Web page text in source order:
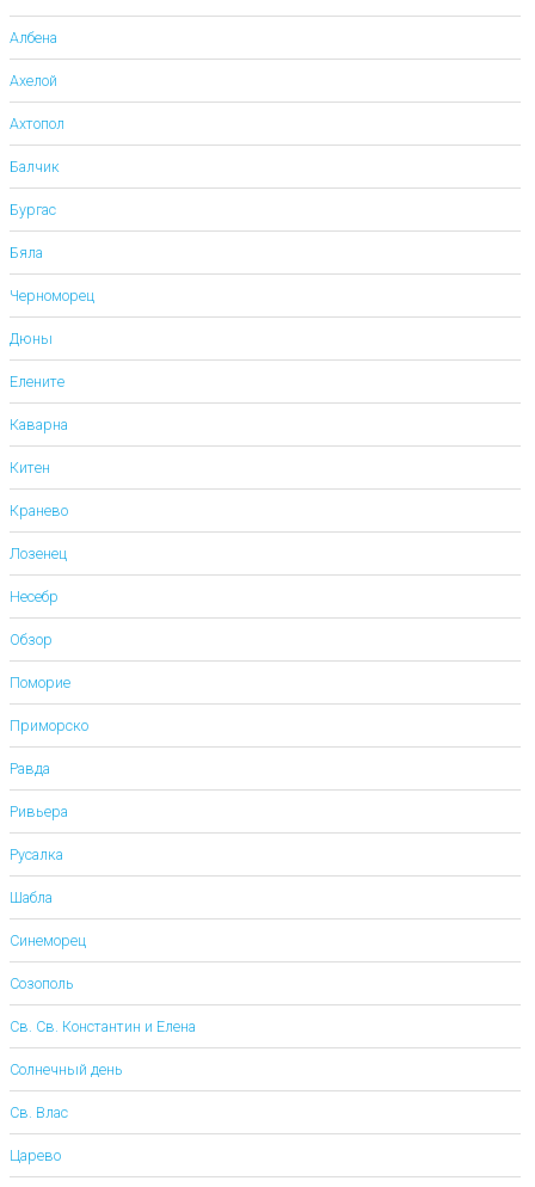
Албена
Ахелой
Ахтопол
Балчик
Бургас
Бяла
Черноморец
Дюны
Елените
Каварна
Китен
Кранево
Лозенец
Несебр
Обзор
Поморие
Приморско
Равда
Ривьера
Русалка
Шабла
Синеморец
Созополь
Св. Св. Константин и Елена
Солнечный день
Св. Влас
Царево